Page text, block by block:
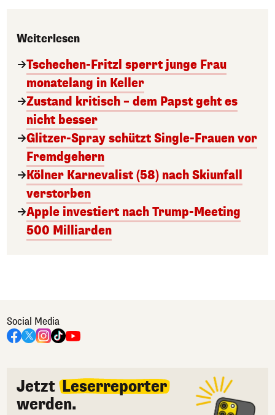
Weiterlesen
Tschechen-Fritzl sperrt junge Frau
monatelang in Keller
Zustand kritisch – dem Papst geht es
nicht besser
Glitzer-Spray schützt Single-Frauen vor
Fremdgehern
Kölner Karnevalist (58) nach Skiunfall
verstorben
Apple investiert nach Trump-Meeting
500 Milliarden
Social Media
Jetzt Leserreporter
werden.